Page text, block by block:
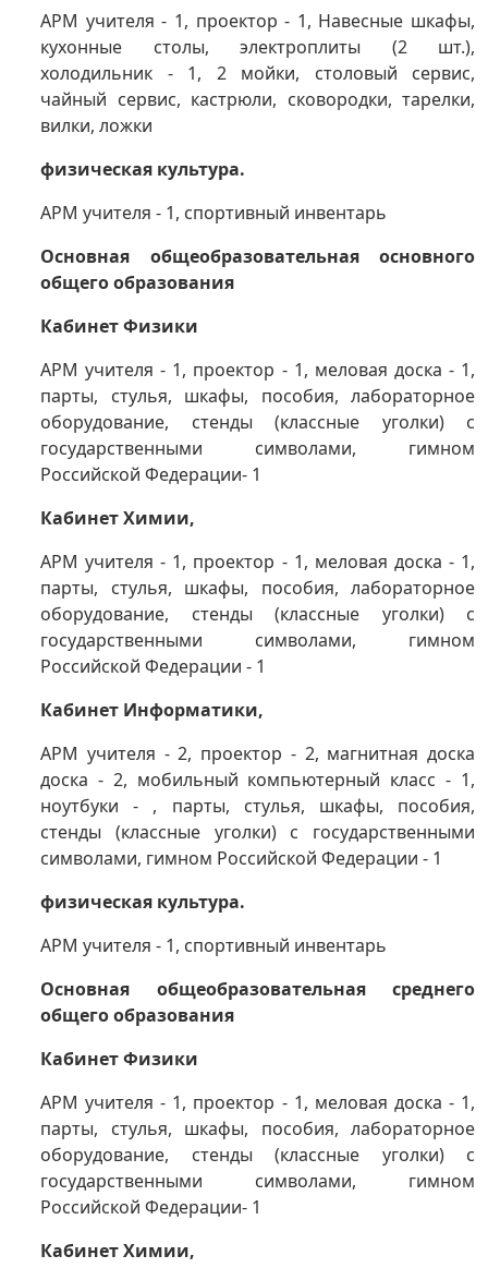
АРМ учителя - 1, проектор - 1, Навесные шкафы,
кухонные столы, электроплиты (2 шт.),
холодильник - 1, 2 мойки, столовый сервис,
чайный сервис, кастрюли, сковородки, тарелки,
вилки, ложки
физическая культура.
АРМ учителя - 1, спортивный инвентарь
Основная общеобразовательная основного
общего образования
Кабинет Физики
АРМ учителя - 1, проектор - 1, меловая доска - 1,
парты, стулья, шкафы, пособия, лабораторное
оборудование, стенды (классные уголки) с
государственными символами, гимном
Российской Федерации- 1
Кабинет Химии,
АРМ учителя - 1, проектор - 1, меловая доска - 1,
парты, стулья, шкафы, пособия, лабораторное
оборудование, стенды (классные уголки) с
государственными символами, гимном
Российской Федерации - 1
Кабинет Информатики,
АРМ учителя - 2, проектор - 2, магнитная доска
доска - 2, мобильный компьютерный класс - 1,
ноутбуки - , парты, стулья, шкафы, пособия,
стенды (классные уголки) с государственными
символами, гимном Российской Федерации - 1
физическая культура.
АРМ учителя - 1, спортивный инвентарь
Основная общеобразовательная среднего
общего образования
Кабинет Физики
АРМ учителя - 1, проектор - 1, меловая доска - 1,
парты, стулья, шкафы, пособия, лабораторное
оборудование, стенды (классные уголки) с
государственными символами, гимном
Российской Федерации- 1
Кабинет Химии,